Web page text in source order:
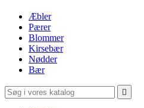
Æbler
Pærer
Blommer
Kirsebær
Nødder
Bær
